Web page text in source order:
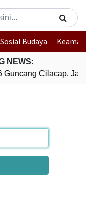
Sosial Budaya
NEWS:
Cilacap,